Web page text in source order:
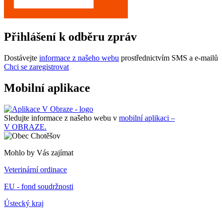
Přihlášení k odběru zpráv
Dostávejte informace z našeho webu prostřednictvím SMS a e-mailů
Chci se zaregistrovat
Mobilní aplikace
Sledujte informace z našeho webu v mobilní aplikaci –
V OBRAZE.
Mohlo by Vás zajímat
Veterinární ordinace
EU - fond soudržnosti
Ústecký kraj